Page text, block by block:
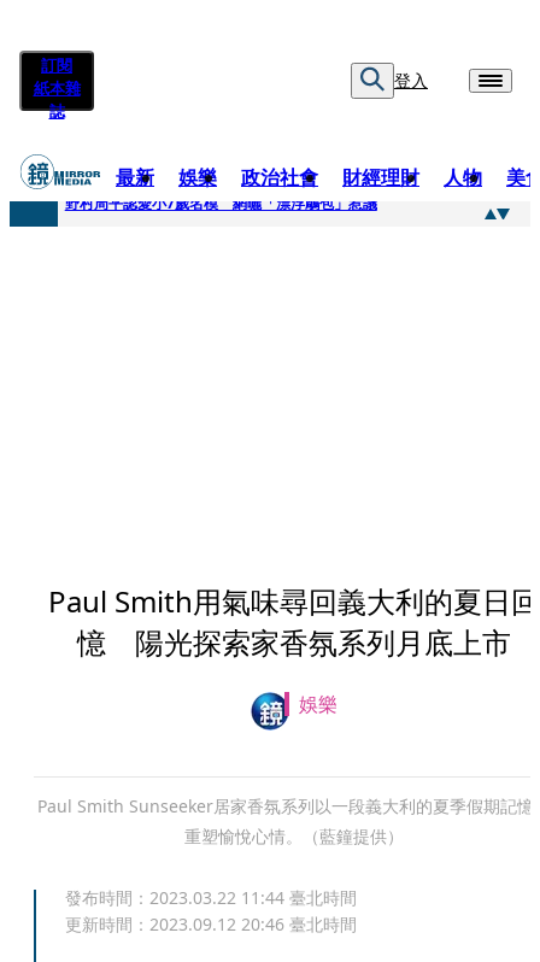
訂閱
紙本雜
誌
登入
最新 娛樂 政治社會 財經理財 人物 美
快訊
野村周平認愛小7歲名模 網曬「漂浮鵰包」惹議
Paul Smith用氣味尋回義大利的夏日回
憶 陽光探索家香氛系列月底上市
娛樂
Paul Smith Sunseeker居家香氛系列以一段義大利的夏季假期記憶
重塑愉悅心情。（藍鐘提供）
發布時間： 2023.03.22 11:44 臺北時間
更新時間： 2023.09.12 20:46 臺北時間